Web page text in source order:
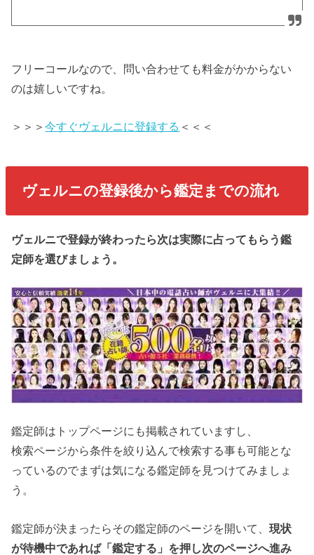
フリーコールなので、問い合わせても料金がかからない
のは嬉しいですね。
＞＞＞今すぐヴェルニに登録する ＜＜＜
ヴェルニの登録後から鑑定までの流れ
ヴェルニで登録が終わったら次は実際に占ってもらう鑑
定師を選びましょう。
鑑定師はトップページにも掲載されていますし、
検索ページから条件を絞り込んで検索する事も可能とな
っているのでまずは気になる鑑定師を見つけてみましょ
う。
鑑定師が決まったらその鑑定師のページを開いて、現状
が待機中であれば「鑑定する」を押し次のページへ進み